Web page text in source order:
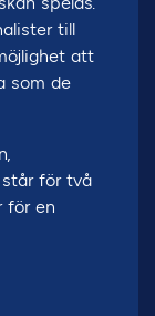
till
att
som de
står för två
en